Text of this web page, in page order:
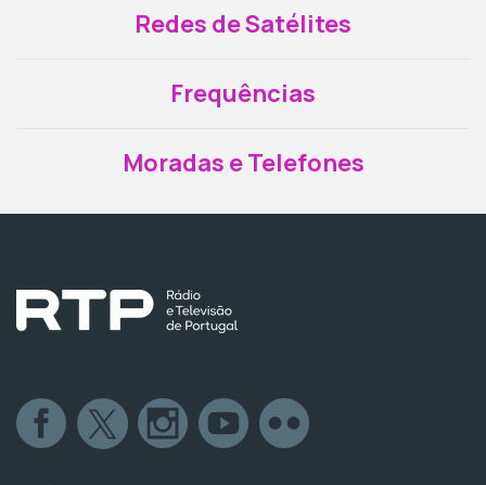
Redes de Satélites
Frequências
Moradas e Telefones